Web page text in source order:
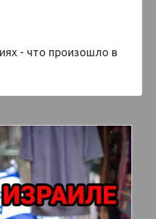
- что произошло в